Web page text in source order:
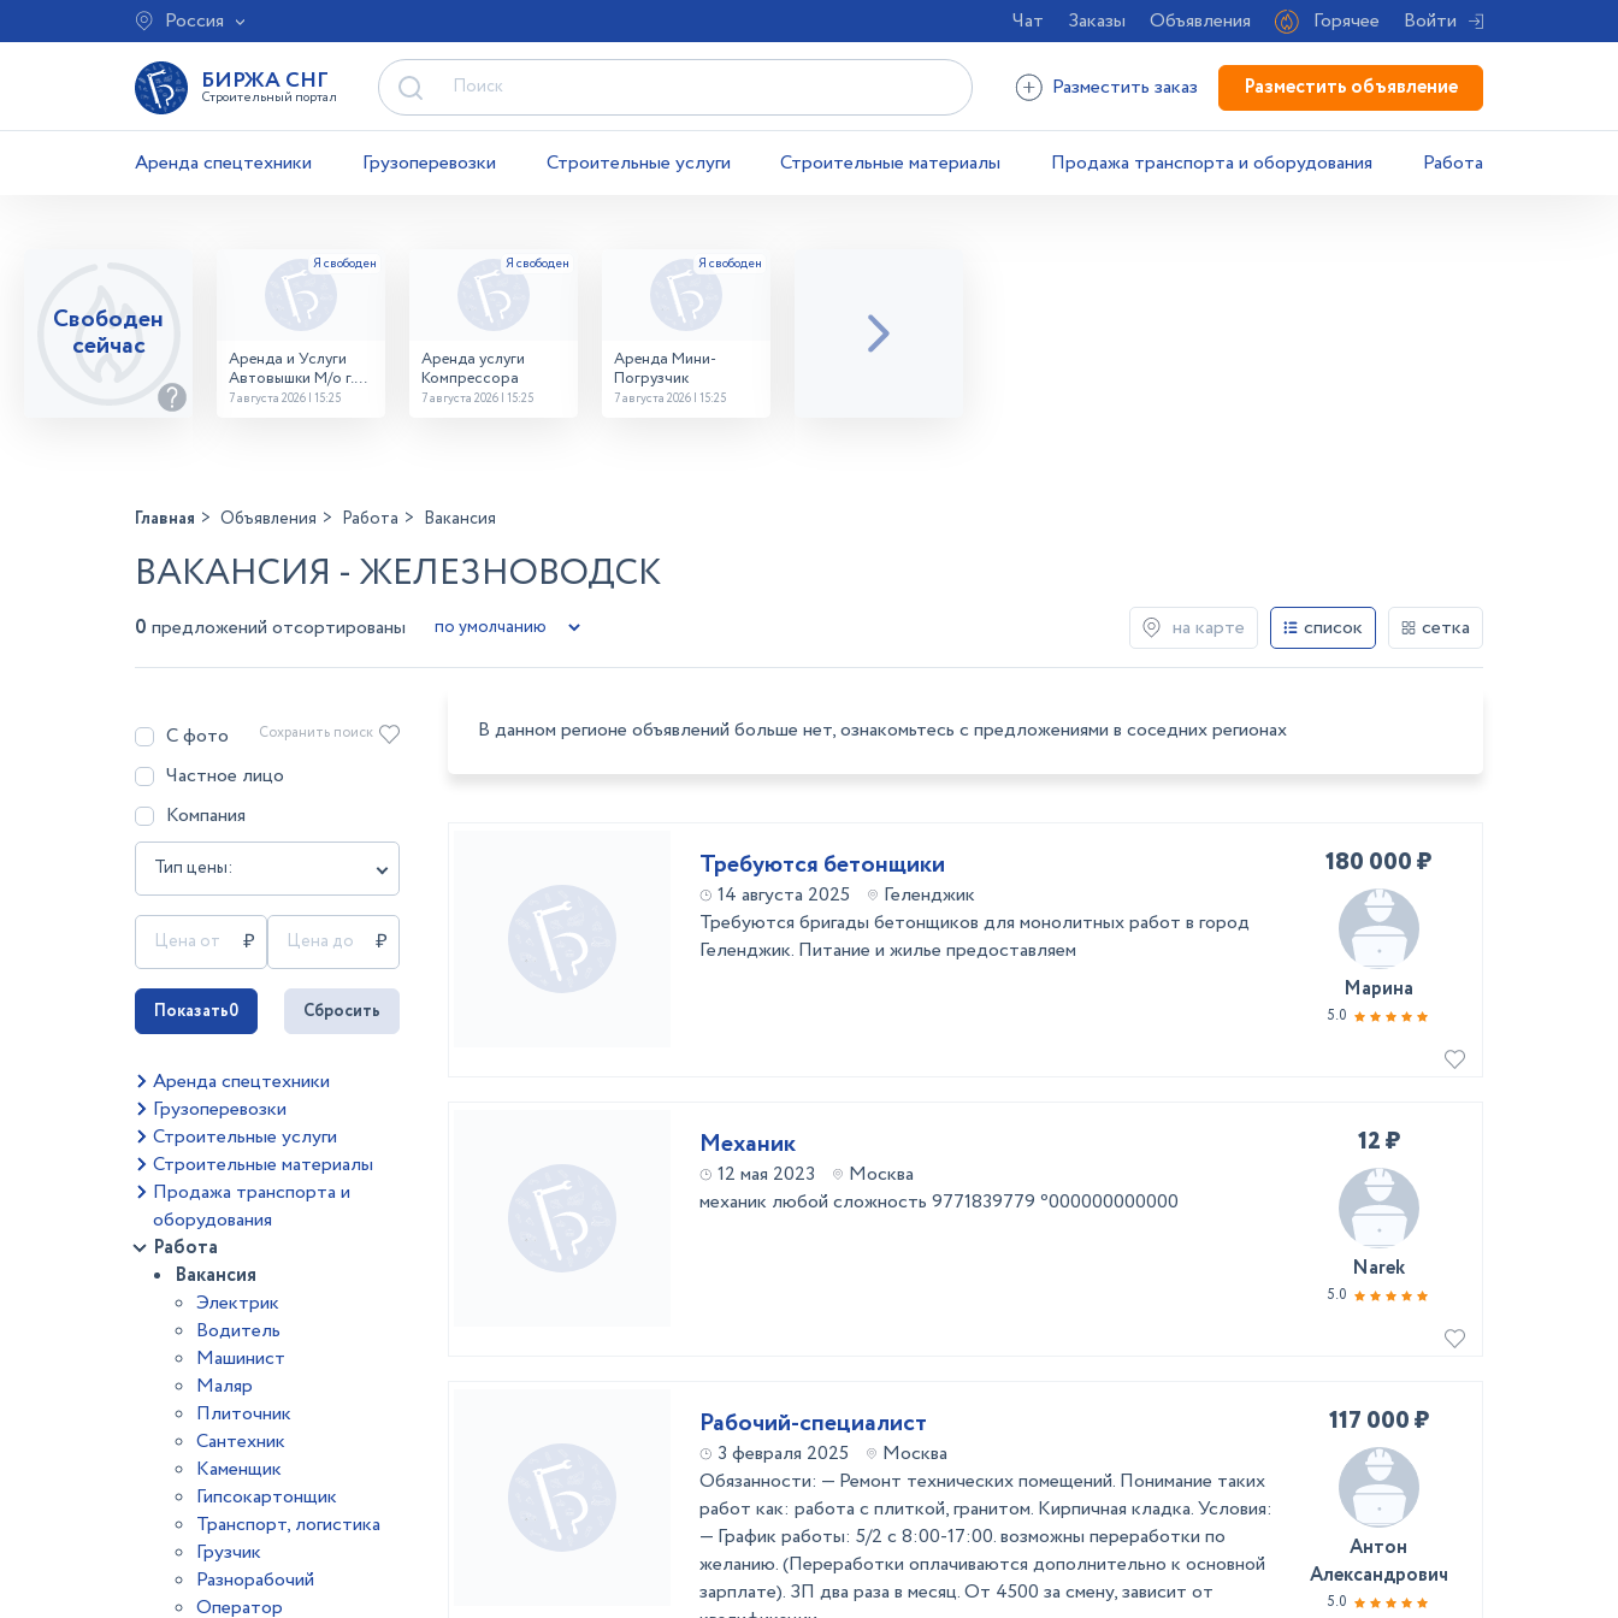
Россия Чат Заказы Объявления Горячее Войти
БИРЖА СНГ
Строительный портал Разместить заказ Разместить объявление
Аренда спецтехники Грузоперевозки Строительные услуги Строительные материалы Продажа транспорта и оборудования Работа
Свободен
сейчас
Аренда и Услуги
Автовышки М/о г.
Домодедово
7 августа 2026 | 15:25
Аренда услуги
Компрессора
7 августа 2026 | 15:25
Аренда Мини-
Погрузчик
7 августа 2026 | 15:25
Главная Объявления Работа Вакансия
ВАКАНСИЯ - ЖЕЛЕЗНОВОДСК
0 предложений отсортированы на карте список сетка
С фото
Частное лицо
Компания
Тип цены:
Сохранить поиск
Показать0 Сбросить
Аренда спецтехники
Грузоперевозки
Строительные услуги
Строительные материалы
Продажа транспорта и
оборудования
Работа
Вакансия
Электрик
Водитель
Машинист
Маляр
Плиточник
Сантехник
Каменщик
Гипсокартонщик
Транспорт, логистика
Грузчик
Разнорабочий
Оператор
В данном регионе объявлений больше нет, ознакомьтесь с предложениями в соседних регионах
Требуются бетонщики
14 августа 2025
Геленджик
Требуются бригады бетонщиков для монолитных работ в город
Геленджик. Питание и жилье предоставляем
180 000 ₽
Марина
5.0
Механик
12 мая 2023
Москва
механик любой сложность 9771839779 ⁰000000000000
12 ₽
Narek
5.0
Рабочий-специалист
3 февраля 2025
Москва
Обязанности: — Ремонт технических помещений. Понимание таких
работ как: работа с плиткой, гранитом. Кирпичная кладка. Условия:
— График работы: 5/2 с 8:00-17:00. возможны переработки по
желанию. (Переработки оплачиваются дополнительно к основной
зарплате). ЗП два раза в месяц. От 4500 за смену, зависит от
117 000 ₽
Антон
Александрович
5.0